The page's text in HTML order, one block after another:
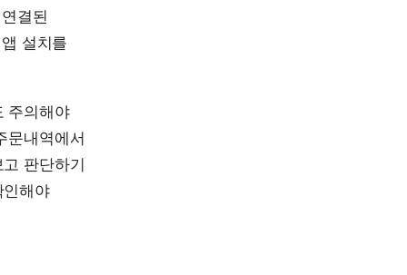
결된
설치를
주의해야
문내역에서
판단하기
인해야